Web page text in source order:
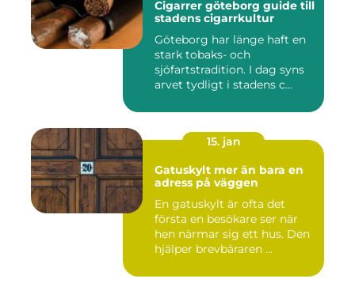
Cigarrer göteborg guide till
stadens cigarrkultur
Göteborg har länge haft en
stark tobaks- och
sjöfartstradition. I dag syns
arvet tydligt i stadens c...
15. jan
Gatuskylt mer än bara en
adress på väggen
En gatuskylt är ofta det
första en besökare ser när
hen närmar sig ett hus. Den
hjälper brevbäraren ...